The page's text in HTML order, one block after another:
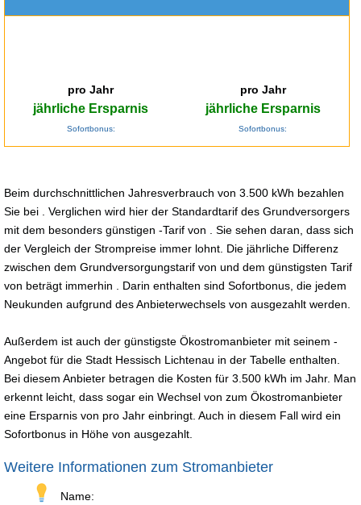
pro Jahr
jährliche Ersparnis
Sofortbonus:
pro Jahr
jährliche Ersparnis
Sofortbonus:
Beim durchschnittlichen Jahresverbrauch von 3.500 kWh bezahlen
Sie bei . Verglichen wird hier der Standardtarif des Grundversorgers
mit dem besonders günstigen -Tarif von . Sie sehen daran, dass sich
der Vergleich der Strompreise immer lohnt. Die jährliche Differenz
zwischen dem Grundversorgungstarif von und dem günstigsten Tarif
von beträgt immerhin . Darin enthalten sind Sofortbonus, die jedem
Neukunden aufgrund des Anbieterwechsels von ausgezahlt werden.
Außerdem ist auch der günstigste Ökostromanbieter mit seinem -
Angebot für die Stadt Hessisch Lichtenau in der Tabelle enthalten.
Bei diesem Anbieter betragen die Kosten für 3.500 kWh im Jahr. Man
erkennt leicht, dass sogar ein Wechsel von zum Ökostromanbieter
eine Ersparnis von pro Jahr einbringt. Auch in diesem Fall wird ein
Sofortbonus in Höhe von ausgezahlt.
Weitere Informationen zum Stromanbieter
Name: